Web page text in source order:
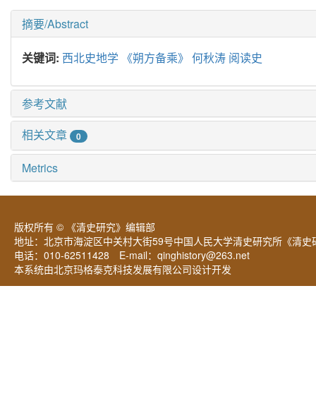
摘要/Abstract
关键词: 西北史地学 《朔方备乘》 何秋涛 阅读史
参考文献
相关文章
0
Metrics
版权所有 © 《清史研究》编辑部
地址：北京市海淀区中关村大街59号中国人民大学清史研究所《
电话：010-62511428 E-mail： qinghistory@263.net
本系统由北京玛格泰克科技发展有限公司设计开发